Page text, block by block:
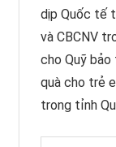
dịp Quốc tế
và CBCNV
cho Quỹ
quà cho trẻ
trong tỉnh